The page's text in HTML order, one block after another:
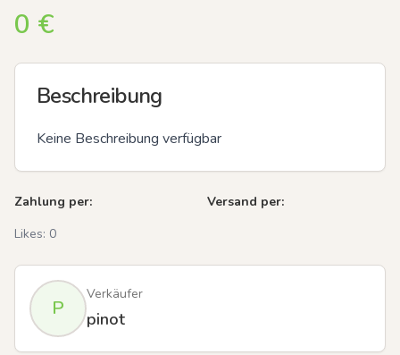
0 €
Beschreibung
Keine Beschreibung verfügbar
Zahlung per:
Versand per:
Likes: 0
P
Verkäufer
pinot